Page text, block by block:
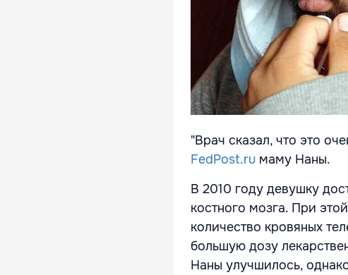
"Врач сказал, что это
FedPost.ru маму Наны.
В 2010 году девушку
костного мозга. При
количество кровяных
большую дозу
Наны улучшилось,